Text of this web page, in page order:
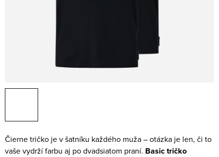
Čierne tričko je v šatníku každého muža – otázka je len, či to
vaše vydrží farbu aj po dvadsiatom praní. Basic tričko